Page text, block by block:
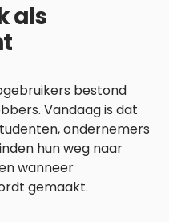
als
bestond
Vandaag is dat
ondernemers
hun weg naar
wanneer
gemaakt.